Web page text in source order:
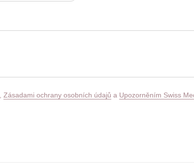
Zásadami ochrany osobních údajů a Upozorněním Swiss